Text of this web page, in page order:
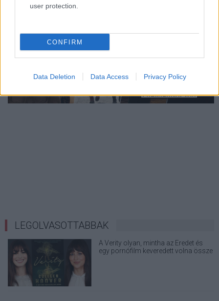
user protection.
CONFIRM
Data Deletion Data Access Privacy Policy
LEGOLVASOTTABBAK
A Verity olyan, mintha az Eredet és
egy pornófilm keveredett volna össze